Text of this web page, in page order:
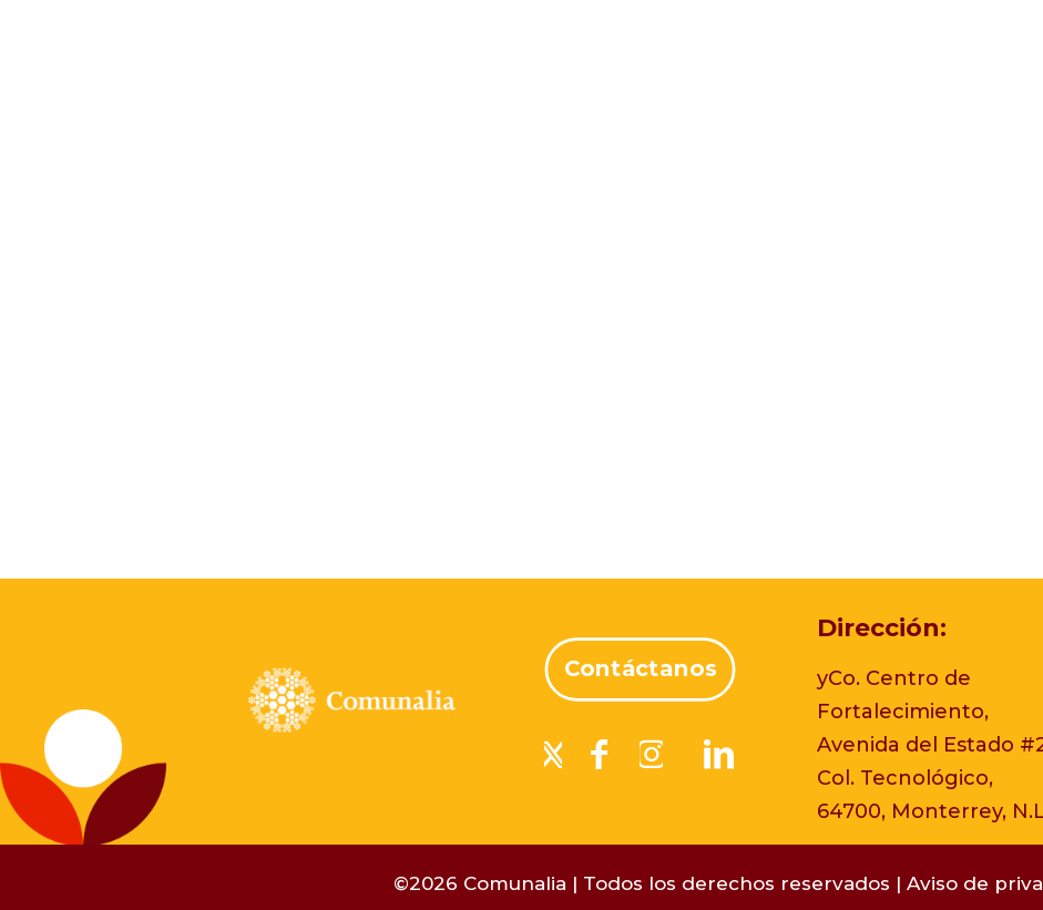
Contáctanos
Dirección:
yCo. Centro de
Fortalecimiento,
Avenida del Estado
Col. Tecnológico,
64700, Monterrey,
©2026 Comunalia | Todos los derechos reservados | Aviso de